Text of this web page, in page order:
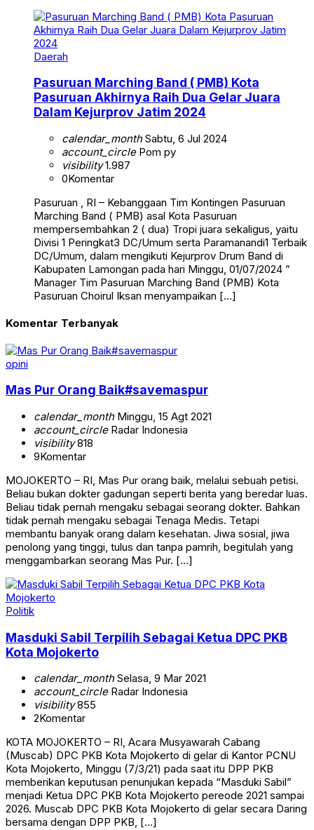
Daerah
Pasuruan Marching Band ( PMB) Kota
Pasuruan Akhirnya Raih Dua Gelar Juara
Dalam Kejurprov Jatim 2024
calendar_monthSabtu, 6 Jul 2024
account_circlePom py
visibility1.987
0Komentar
Pasuruan , RI – Kebanggaan Tim Kontingen Pasuruan
Marching Band ( PMB) asal Kota Pasuruan
mempersembahkan 2 ( dua) Tropi juara sekaligus, yaitu
Divisi 1 Peringkat3 DC/Umum serta Paramanandi1 Terbaik
DC/Umum, dalam mengikuti Kejurprov Drum Band di
Kabupaten Lamongan pada hari Minggu, 01/07/2024 ”
Manager Tim Pasuruan Marching Band (PMB) Kota
Pasuruan Choirul Iksan menyampaikan […]
Komentar Terbanyak
opini
Mas Pur Orang Baik#savemaspur
calendar_monthMinggu, 15 Agt 2021
account_circleRadar Indonesia
visibility818
9Komentar
MOJOKERTO – RI, Mas Pur orang baik, melalui sebuah petisi.
Beliau bukan dokter gadungan seperti berita yang beredar luas.
Beliau tidak pernah mengaku sebagai seorang dokter. Bahkan
tidak pernah mengaku sebagai Tenaga Medis. Tetapi
membantu banyak orang dalam kesehatan. Jiwa sosial, jiwa
penolong yang tinggi, tulus dan tanpa pamrih, begitulah yang
menggambarkan seorang Mas Pur. […]
Politik
Masduki Sabil Terpilih Sebagai Ketua DPC PKB
Kota Mojokerto
calendar_monthSelasa, 9 Mar 2021
account_circleRadar Indonesia
visibility855
2Komentar
KOTA MOJOKERTO – RI, Acara Musyawarah Cabang
(Muscab) DPC PKB Kota Mojokerto di gelar di Kantor PCNU
Kota Mojokerto, Minggu (7/3/21) pada saat itu DPP PKB
memberikan keputusan penunjukan kepada “Masduki Sabil”
menjadi Ketua DPC PKB Kota Mojokerto pereode 2021 sampai
2026. Muscab DPC PKB Kota Mojokerto di gelar secara Daring
bersama dengan DPP PKB, […]